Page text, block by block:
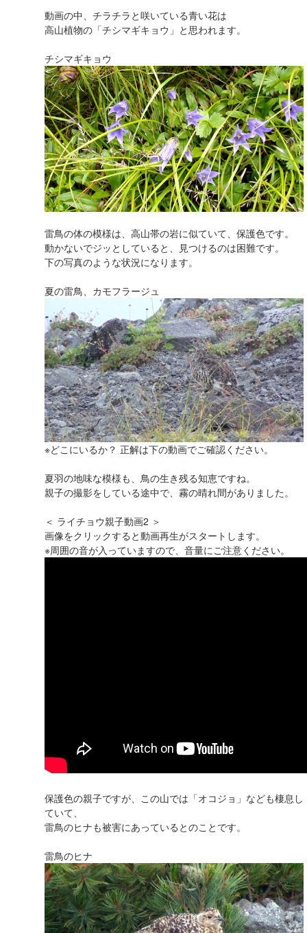
動画の中、チラチラと咲いている青い花は
高山植物の「チシマギキョウ」と思われます。
チシマギキョウ
雷鳥の体の模様は、高山帯の岩に似ていて、保護色です。
動かないでジッとしていると、見つけるのは困難です。
下の写真のような状況になります。
夏の雷鳥、カモフラージュ
※どこにいるか？ 正解は下の動画でご確認ください。
夏羽の地味な模様も、鳥の生き残る知恵ですね。
親子の撮影をしている途中で、霧の晴れ間がありました。
＜ ライチョウ親子動画2 ＞
画像をクリックすると動画再生がスタートします。
※周囲の音が入っていますので、音量にご注意ください。
保護色の親子ですが、この山では「オコジョ」なども棲息し
ていて、
雷鳥のヒナも被害にあっているとのことです。
雷鳥のヒナ